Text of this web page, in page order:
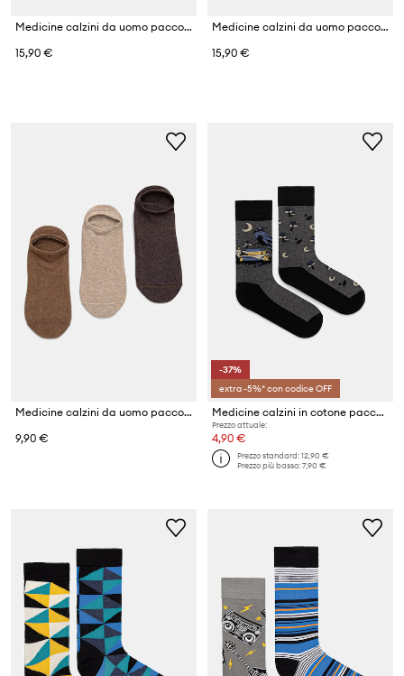
Medicine calzini da uomo pacco da 3
15,90 €
Medicine calzini da uomo pacco da 3
15,90 €
Medicine calzini da uomo pacco da 3
9,90 €
-37%
extra -5%* con codice OFF
Medicine calzini in cotone pacco da 2
Prezzo attuale:
4,90 €
Prezzo standard:12,90 €
Prezzo più basso:7,90 €